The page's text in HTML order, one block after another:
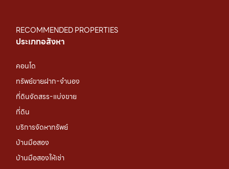
RECOMMENDED PROPERTIES
ประเภทอสังหา
คอนโด
ทรัพย์ขายฝาก-จำนอง
ที่ดินจัดสรร-แบ่งขาย
ที่ดิน
บริการจัดหาทรัพย์
บ้านมือสอง
บ้านมือสองให้เช่า